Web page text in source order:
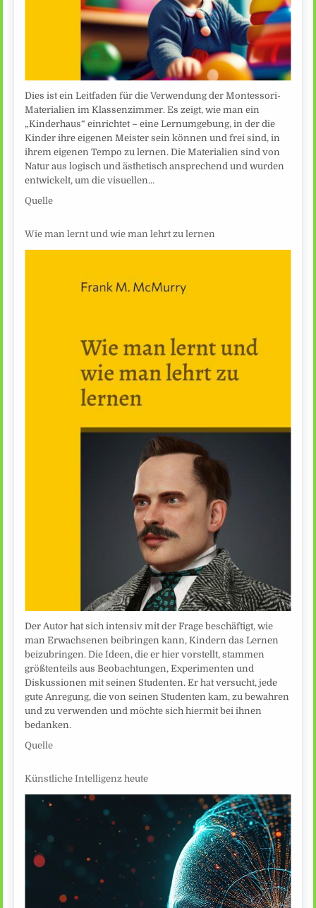
Dies ist ein Leitfaden für die Verwendung der Montessori-
Materialien im Klassenzimmer. Es zeigt, wie man ein
„Kinderhaus“ einrichtet – eine Lernumgebung, in der die
Kinder ihre eigenen Meister sein können und frei sind, in
ihrem eigenen Tempo zu lernen. Die Materialien sind von
Natur aus logisch und ästhetisch ansprechend und wurden
entwickelt, um die visuellen…
Quelle
Wie man lernt und wie man lehrt zu lernen
Der Autor hat sich intensiv mit der Frage beschäftigt, wie
man Erwachsenen beibringen kann, Kindern das Lernen
beizubringen. Die Ideen, die er hier vorstellt, stammen
größtenteils aus Beobachtungen, Experimenten und
Diskussionen mit seinen Studenten. Er hat versucht, jede
gute Anregung, die von seinen Studenten kam, zu bewahren
und zu verwenden und möchte sich hiermit bei ihnen
bedanken.
Quelle
Künstliche Intelligenz heute